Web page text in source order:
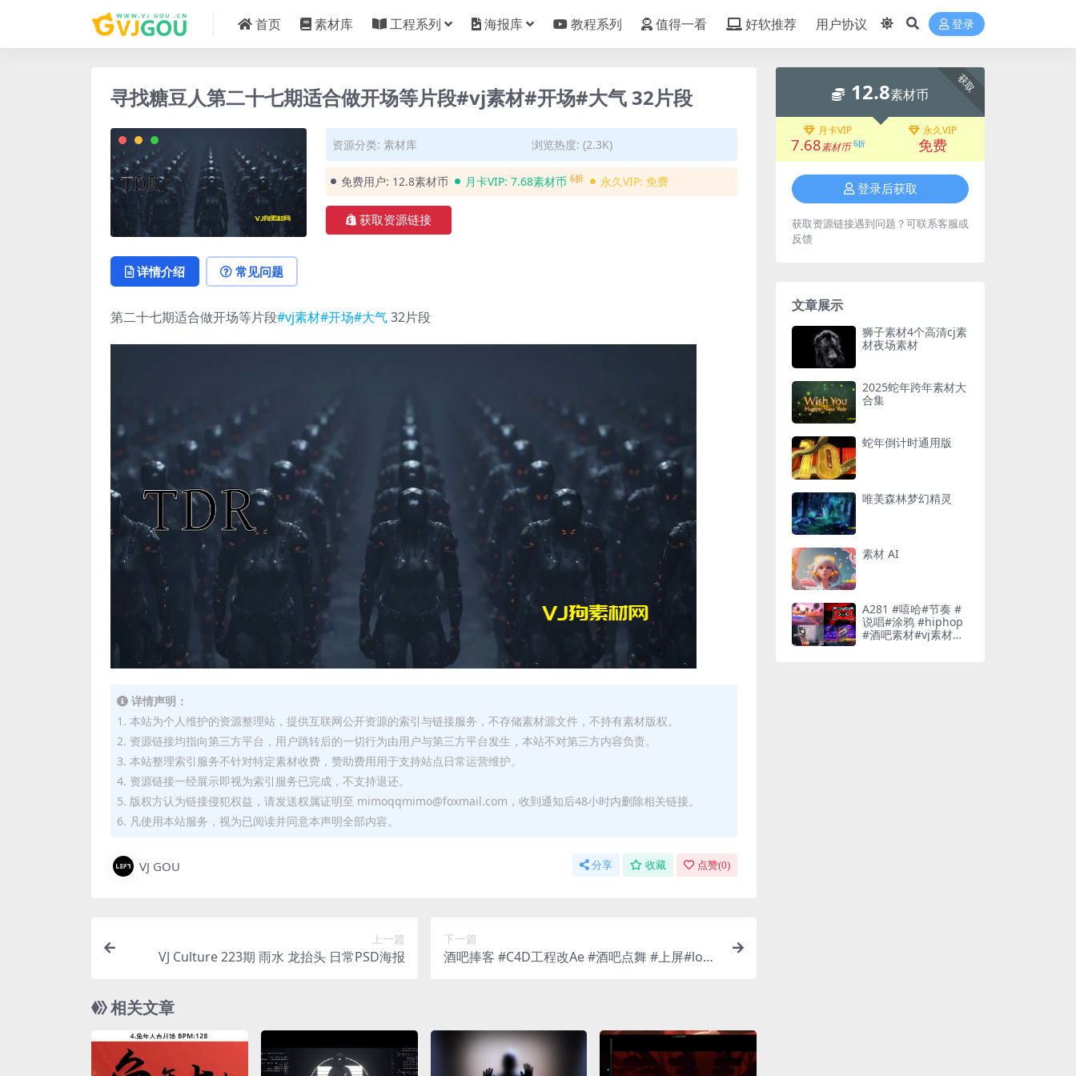
首页 素材库 工程系列 海报库 教程系列 值得一看 好软推荐 用户协议 登录
寻找糖豆人第二十七期适合做开场等片段#vj素材#开场#大气 32片段
资源分类: 素材库 浏览热度: (2.3K)
免费用户: 12.8素材币 月卡VIP: 7.68素材币 6折 永久VIP: 免费
获取资源链接
详情介绍 常见问题
第二十七期适合做开场等片段#vj素材#开场#大气32片段
详情声明：
1. 本站为个人维护的资源整理站，提供互联网公开资源的索引与链接服务，不存储素材源文件，不持有素材版权。
2. 资源链接均指向第三方平台，用户跳转后的一切行为由用户与第三方平台发生，本站不对第三方内容负责。
3. 本站整理索引服务不针对特定素材收费，赞助费用用于支持站点日常运营维护。
4. 资源链接一经展示即视为索引服务已完成，不支持退还。
5. 版权方认为链接侵犯权益，请发送权属证明至 mimoqqmimo@foxmail.com，收到通知后48小时内删除相关链接。
6. 凡使用本站服务，视为已阅读并同意本声明全部内容。
VJ GOU 分享 收藏 点赞(0)
上一篇
VJ Culture 223期 雨水 龙抬头 日常PSD海报
下一篇
酒吧捧客 #C4D工程改Ae #酒吧点舞 #上屏#loop
相关文章
获取
12.8素材币
月卡VIP
7.68素材币 6折
永久VIP
免费
登录后获取
获取资源链接遇到问题？可联系客服或
反馈
文章展示
狮子素材4个高清cj素
材夜场素材
2025蛇年跨年素材大
合集
蛇年倒计时通用版
唯美森林梦幻精灵
素材 AI
A281 #嘻哈#节奏 #
说唱#涂鸦 #hiphop
#酒吧素材#vj素材酒